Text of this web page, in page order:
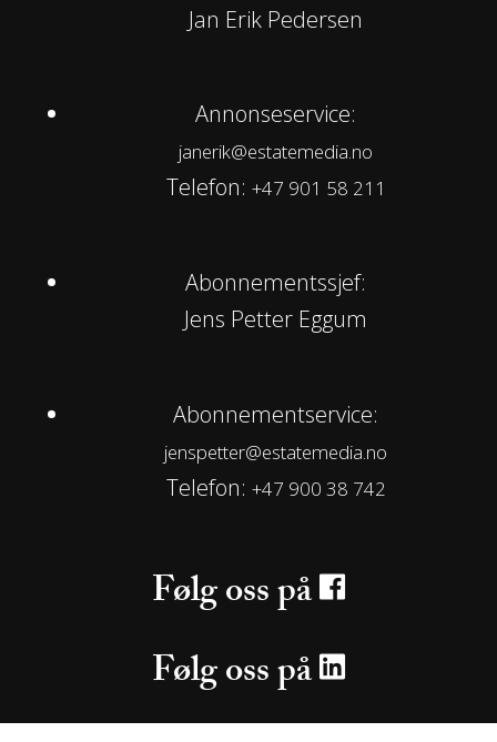
Jan Erik Pedersen
Annonseservice:
janerik@estatemedia.no
Telefon: +47 901 58 211
Abonnementssjef:
Jens Petter Eggum
Abonnementservice:
jenspetter@estatemedia.no
Telefon: +47 900 38 742
Følg oss på
Følg oss på